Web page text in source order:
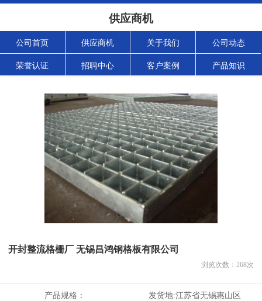
供应商机
公司首页 供应商机 关于我们 公司动态
荣誉认证 招聘中心 客户案例 产品知识
开封整流格栅厂 无锡昌鸿钢格板有限公司
浏览次数： 268次
产品规格： 发货地:江苏省无锡惠山区